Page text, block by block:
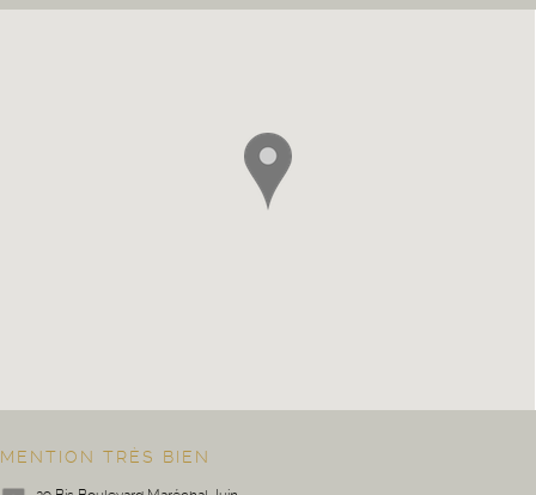
MENTION TRÈS BIEN